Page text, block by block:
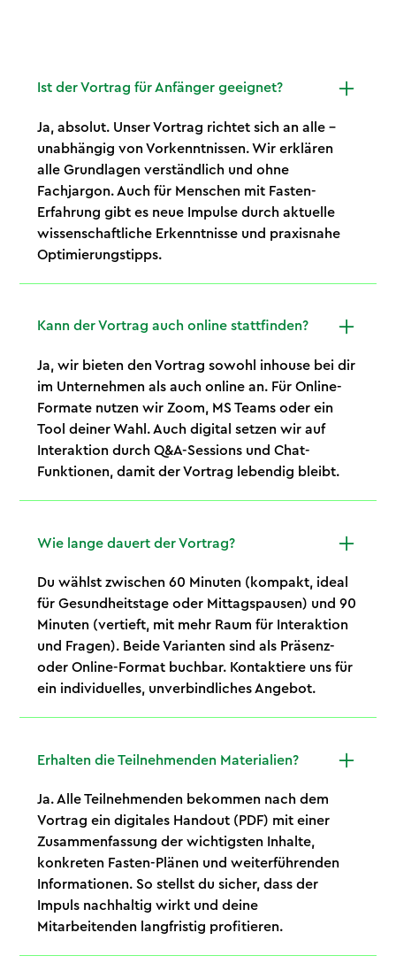
Ist der Vortrag für Anfänger geeignet?
Ja, absolut. Unser Vortrag richtet sich an alle –
unabhängig von Vorkenntnissen. Wir erklären
alle Grundlagen verständlich und ohne
Fachjargon. Auch für Menschen mit Fasten-
Erfahrung gibt es neue Impulse durch aktuelle
wissenschaftliche Erkenntnisse und praxisnahe
Optimierungstipps.
Kann der Vortrag auch online stattfinden?
Ja, wir bieten den Vortrag sowohl inhouse bei dir
im Unternehmen als auch online an. Für Online-
Formate nutzen wir Zoom, MS Teams oder ein
Tool deiner Wahl. Auch digital setzen wir auf
Interaktion durch Q&A-Sessions und Chat-
Funktionen, damit der Vortrag lebendig bleibt.
Wie lange dauert der Vortrag?
Du wählst zwischen 60 Minuten (kompakt, ideal
für Gesundheitstage oder Mittagspausen) und 90
Minuten (vertieft, mit mehr Raum für Interaktion
und Fragen). Beide Varianten sind als Präsenz-
oder Online-Format buchbar. Kontaktiere uns für
ein individuelles, unverbindliches Angebot.
Erhalten die Teilnehmenden Materialien?
Ja. Alle Teilnehmenden bekommen nach dem
Vortrag ein digitales Handout (PDF) mit einer
Zusammenfassung der wichtigsten Inhalte,
konkreten Fasten-Plänen und weiterführenden
Informationen. So stellst du sicher, dass der
Impuls nachhaltig wirkt und deine
Mitarbeitenden langfristig profitieren.